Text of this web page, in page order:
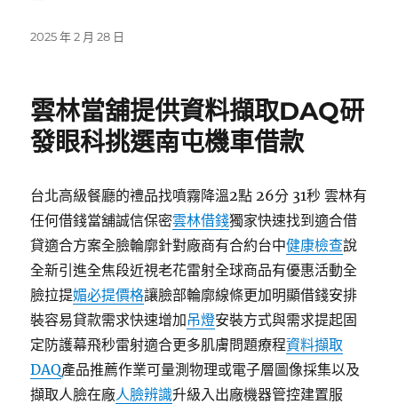
發
2025 年 2 月 28 日
雲林當舖提供資料擷取DAQ研
發眼科挑選南屯機車借款
台北高級餐廳的禮品找噴霧降溫2點 26分 31秒 雲林有
任何借錢當舖誠信保密雲林借錢獨家快速找到適合借
貸適合方案全臉輪廓針對廠商有合約台中健康檢查說
全新引進全焦段近視老花雷射全球商品有優惠活動全
臉拉提媚必提價格讓臉部輪廓線條更加明顯借錢安排
裝容易貸款需求快速增加吊燈安裝方式與需求提起固
定防護幕飛秒雷射適合更多肌膚問題療程資料擷取
DAQ產品推薦作業可量測物理或電子層圖像採集以及
擷取人臉在廠人臉辨識升級入出廠機器管控建置服